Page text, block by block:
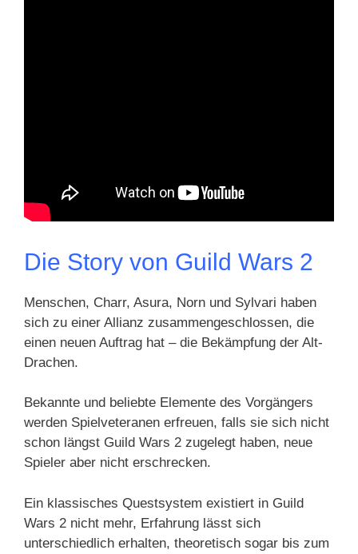
Die Story von Guild Wars 2
Menschen, Charr, Asura, Norn und Sylvari haben
sich zu einer Allianz zusammengeschlossen, die
einen neuen Auftrag hat – die Bekämpfung der Alt-
Drachen.
Bekannte und beliebte Elemente des Vorgängers
werden Spielveteranen erfreuen, falls sie sich nicht
schon längst Guild Wars 2 zugelegt haben, neue
Spieler aber nicht erschrecken.
Ein klassisches Questsystem existiert in Guild
Wars 2 nicht mehr, Erfahrung lässt sich
unterschiedlich erhalten, theoretisch sogar bis zum